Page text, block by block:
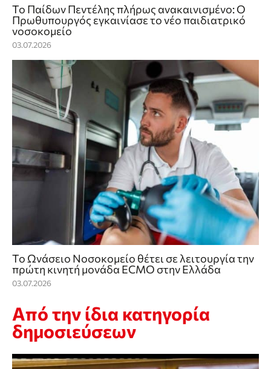
Το Παίδων Πεντέλης πλήρως ανακαινισμένο: Ο
Πρωθυπουργός εγκαινίασε το νέο παιδιατρικό
νοσοκομείο
03.07.2026
Το Ωνάσειο Νοσοκομείο θέτει σε λειτουργία την
πρώτη κινητή μονάδα ECMO στην Ελλάδα
03.07.2026
Από την ίδια κατηγορία
δημοσιεύσεων